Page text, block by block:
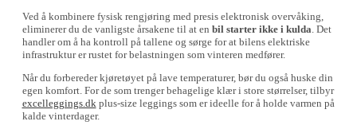
Ved å kombinere fysisk rengjøring med presis elektronisk overvåking,
eliminerer du de vanligste årsakene til at en bil starter ikke i kulda . Det
handler om å ha kontroll på tallene og sørge for at bilens elektriske
infrastruktur er rustet for belastningen som vinteren medfører.
Når du forbereder kjøretøyet på lave temperaturer, bør du også huske din
egen komfort. For de som trenger behagelige klær i store størrelser, tilbyr
excelleggings.dk plus-size leggings som er ideelle for å holde varmen på
kalde vinterdager.